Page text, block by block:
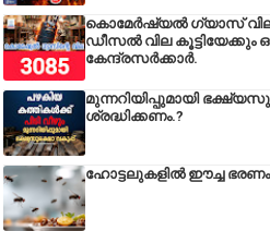
കൊമേർഷ്യൽ ഗ്യാസ്
ഡീസല്‍ വില കൂട്ടിയേക്കും
കേന്ദ്രസര്‍ക്കാര്‍.
മുന്നറിയിപ്പുമായി
ശ്രദ്ധിക്കണം.?
ഹോട്ടലുകളിൽ ഈച്ച